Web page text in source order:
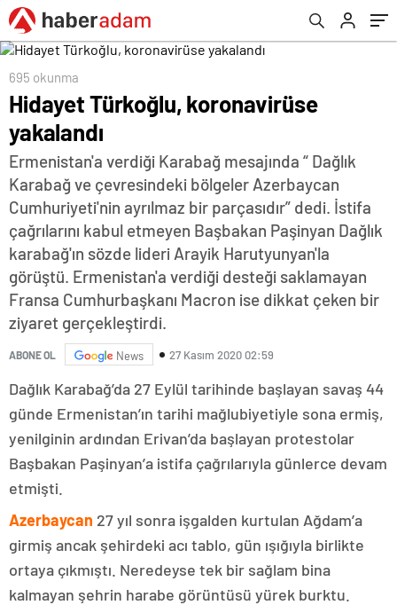
695 okunma
Hidayet Türkoğlu, koronavirüse
yakalandı
Ermenistan'a verdiği Karabağ mesajında “ Dağlık
Karabağ ve çevresindeki bölgeler Azerbaycan
Cumhuriyeti'nin ayrılmaz bir parçasıdır” dedi. İstifa
çağrılarını kabul etmeyen Başbakan Paşinyan Dağlık
karabağ'ın sözde lideri Arayik Harutyunyan'la
görüştü. Ermenistan'a verdiği desteği saklamayan
Fransa Cumhurbaşkanı Macron ise dikkat çeken bir
ziyaret gerçekleştirdi.
ABONE OL News 27 Kasım 2020 02:59
Dağlık Karabağ’da 27 Eylül tarihinde başlayan savaş 44
günde Ermenistan’ın tarihi mağlubiyetiyle sona ermiş,
yenilginin ardından Erivan’da başlayan protestolar
Başbakan Paşinyan’a istifa çağrılarıyla günlerce devam
etmişti.
Azerbaycan 27 yıl sonra işgalden kurtulan Ağdam’a
girmiş ancak şehirdeki acı tablo, gün ışığıyla birlikte
ortaya çıkmıştı. Neredeyse tek bir sağlam bina
kalmayan şehrin harabe görüntüsü yürek burktu.